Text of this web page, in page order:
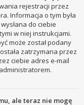
rejestracji przez
Informacja o tym była
do ciebie
w niej instrukcjami.
może został podany
zatrzymana przez
ciebie adres e-mail
ale teraz nie mogę